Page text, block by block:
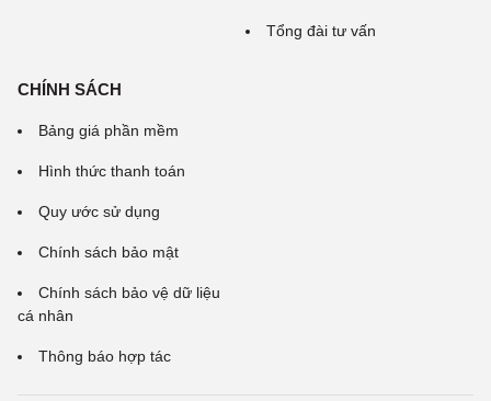
Tổng đài tư vấn
CHÍNH SÁCH
Bảng giá phần mềm
Hình thức thanh toán
Quy ước sử dụng
Chính sách bảo mật
Chính sách bảo vệ dữ liệu
cá nhân
Thông báo hợp tác